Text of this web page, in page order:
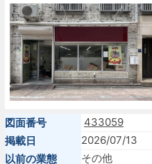
図面番号
433059
掲載日
2026/07/13
以前の業態
その他